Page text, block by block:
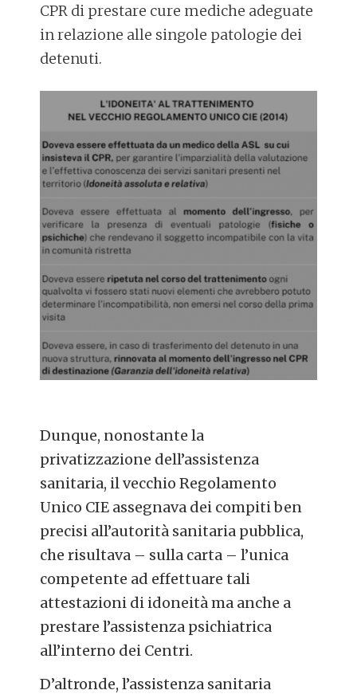
CPR di prestare cure mediche adeguate
in relazione alle singole patologie dei
detenuti.
Dunque, nonostante la
privatizzazione dell’assistenza
sanitaria, il vecchio Regolamento
Unico CIE assegnava dei compiti ben
precisi all’autorità sanitaria pubblica,
che risultava – sulla carta – l’unica
competente ad effettuare tali
attestazioni di idoneità ma anche a
prestare l’assistenza psichiatrica
all’interno dei Centri.
D’altronde, l’assistenza sanitaria